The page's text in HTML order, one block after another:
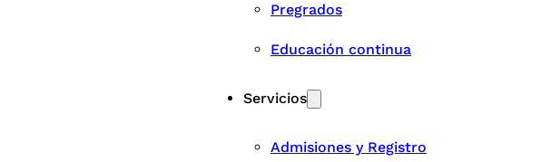
Pregrados
Educación continua
Servicios
Admisiones y Registro